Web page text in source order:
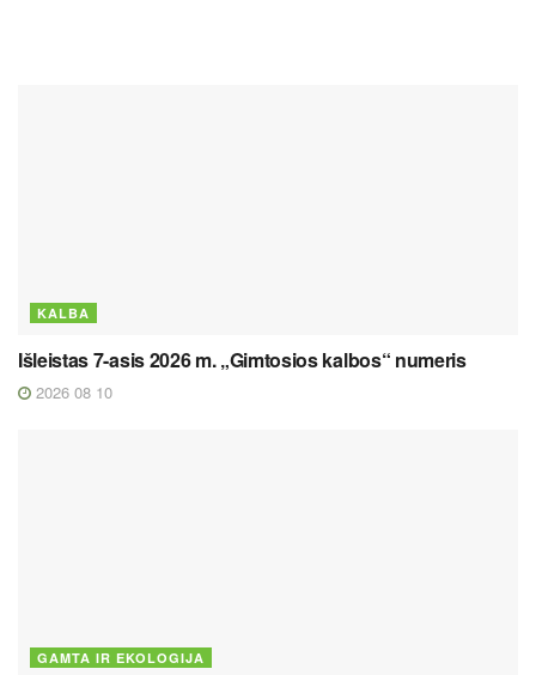
KALBA
Išleistas 7-asis 2026 m. „Gimtosios kalbos“ numeris
2026 08 10
GAMTA IR EKOLOGIJA